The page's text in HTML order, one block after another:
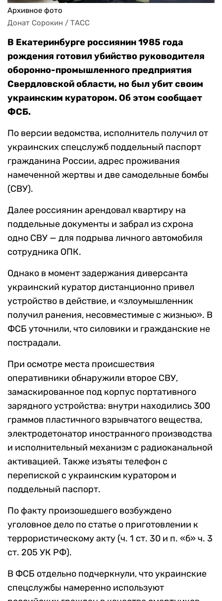
Архивное фото
Донат Сорокин / ТАСС
В Екатеринбурге россиянин 1985 года
рождения готовил убийство руководителя
оборонно-промышленного предприятия
Свердловской области, но был убит своим
украинским куратором. Об этом сообщает
ФСБ.
По версии ведомства, исполнитель получил от
украинских спецслужб поддельный паспорт
гражданина России, адрес проживания
намеченной жертвы и две самодельные бомбы
(СВУ).
Далее россиянин арендовал квартиру на
поддельные документы и забрал из схрона
одно СВУ — для подрыва личного автомобиля
сотрудника ОПК.
Однако в момент задержания диверсанта
украинский куратор дистанционно привел
устройство в действие, и «злоумышленник
получил ранения, несовместимые с жизнью». В
ФСБ уточнили, что силовики и гражданские не
пострадали.
При осмотре места происшествия
оперативники обнаружили второе СВУ,
замаскированное под корпус портативного
зарядного устройства: внутри находились 300
граммов пластичного взрывчатого вещества,
электродетонатор иностранного производства
и исполнительный механизм с радиоканальной
активацией. Также изъяты телефон с
перепиской с украинским куратором и
поддельный паспорт.
По факту произошедшего возбуждено
уголовное дело по статье о приготовлении к
террористическому акту (ч. 1 ст. 30 и п. «б» ч. 3
ст. 205 УК РФ).
В ФСБ отдельно подчеркнули, что украинские
спецслужбы намеренно используют